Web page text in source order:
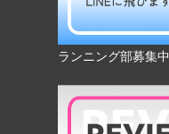
ランニング部募集中